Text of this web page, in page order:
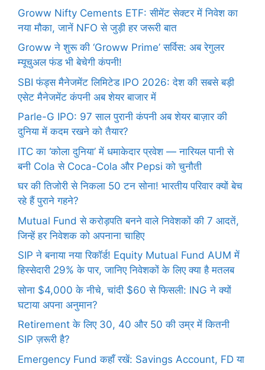
Groww Nifty Cements ETF: सीमेंट सेक्टर में निवेश का
नया मौका, जानें NFO से जुड़ी हर जरूरी बात
Groww ने शुरू की ‘Groww Prime’ सर्विस: अब रेगुलर
म्यूचुअल फंड भी बेचेगी कंपनी!
SBI फंड्स मैनेजमेंट लिमिटेड IPO 2026: देश की सबसे बड़ी
एसेट मैनेजमेंट कंपनी अब शेयर बाजार में
Parle-G IPO: 97 साल पुरानी कंपनी अब शेयर बाज़ार की
दुनिया में कदम रखने को तैयार?
ITC का ‘कोला दुनिया’ में धमाकेदार प्रवेश — नारियल पानी से
बनी Cola से Coca-Cola और Pepsi को चुनौती
घर की तिजोरी से निकला 50 टन सोना! भारतीय परिवार क्यों बेच
रहे हैं पुराने गहने?
Mutual Fund से करोड़पति बनने वाले निवेशकों की 7 आदतें,
जिन्हें हर निवेशक को अपनाना चाहिए
SIP ने बनाया नया रिकॉर्ड! Equity Mutual Fund AUM में
हिस्सेदारी 29% के पार, जानिए निवेशकों के लिए क्या है मतलब
सोना $4,000 के नीचे, चांदी $60 से फिसली: ING ने क्यों
घटाया अपना अनुमान?
Retirement के लिए 30, 40 और 50 की उम्र में कितनी
SIP ज़रूरी है?
Emergency Fund कहाँ रखें: Savings Account, FD या